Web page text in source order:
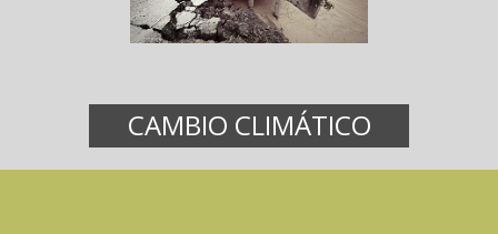
CAMBIO CLIMÁTICO